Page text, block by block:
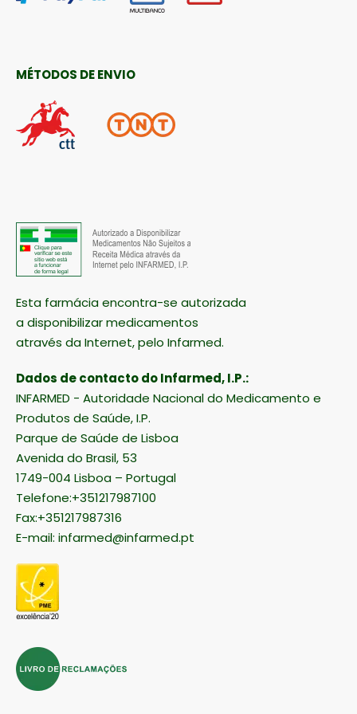
MÉTODOS DE ENVIO
Esta farmácia encontra-se autorizada
a disponibilizar medicamentos
através da Internet, pelo Infarmed.
Dados de contacto do Infarmed, I.P.:
INFARMED - Autoridade Nacional do Medicamento e
Produtos de Saúde, I.P.
Parque de Saúde de Lisboa
Avenida do Brasil, 53
1749-004 Lisboa – Portugal
Telefone:+351217987100
Fax:+351217987316
E-mail: infarmed@infarmed.pt